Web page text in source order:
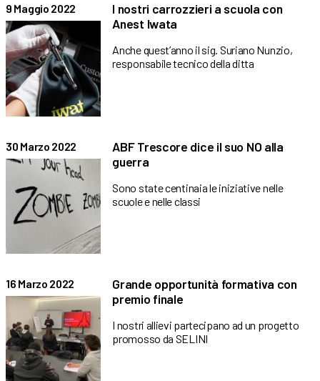
9 Maggio 2022
I nostri carrozzieri a scuola con
Anest Iwata
Anche quest’anno il sig. Suriano Nunzio,
responsabile tecnico della ditta
30 Marzo 2022
ABF Trescore dice il suo NO alla
guerra
Sono state centinaia le iniziative nelle
scuole e nelle classi
16 Marzo 2022
Grande opportunità formativa con
premio finale
I nostri allievi partecipano ad un progetto
promosso da SELINI